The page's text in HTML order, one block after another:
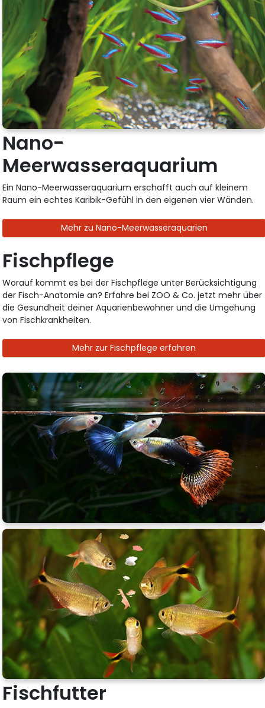
Nano-
Meerwasseraquarium
Ein Nano-Meerwasseraquarium erschafft auch auf kleinem
Raum ein echtes Karibik-Gefühl in den eigenen vier Wänden.
Mehr zu Nano-Meerwasseraquarien
Fischpflege
Worauf kommt es bei der Fischpflege unter Berücksichtigung
der Fisch-Anatomie an? Erfahre bei ZOO & Co. jetzt mehr über
die Gesundheit deiner Aquarienbewohner und die Umgehung
von Fischkrankheiten.
Mehr zur Fischpflege erfahren
Fischfutter